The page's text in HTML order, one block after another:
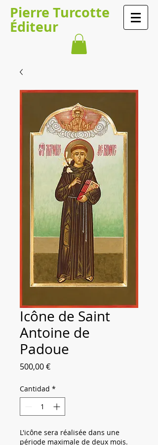
Pierre Turcotte
Éditeur
Icône de Saint
Antoine de
Padoue
500,00 €Precio
Cantidad *
L'icône sera réalisée dans une
période maximale de deux mois.